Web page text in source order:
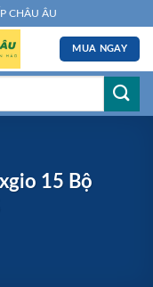
CHÂU ÂU
MUA NGAY
15 Bộ